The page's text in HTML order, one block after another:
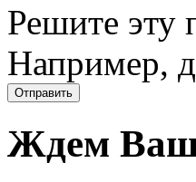
Решите эту
Например,
Ждем